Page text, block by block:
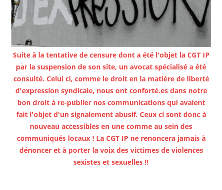
Suite à la tentative de censure dont a été l'objet la CGT IP
par la suspension de son site, un avocat spécialisé a été
consulté. Celui ci, comme le droit en la matière de liberté
d'expression syndicale, nous ont conforté.es dans notre
bon droit à re-publier nos communications qui avaient
fait l'objet d'un signalement abusif. Ceux ci sont donc à
nouveau accessibles en une comme au sein des
communiqués locaux ! La CGT IP ne renoncera jamais à
dénoncer et à porter la voix des victimes de violences
sexistes et sexuelles !!